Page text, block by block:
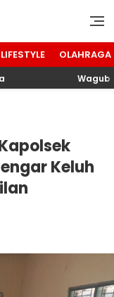
LIFESTYLE OLAHRAGA
Wagub
Keluh